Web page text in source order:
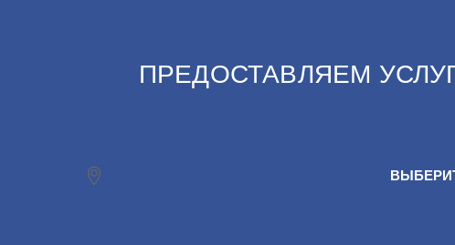
ПРЕДОСТАВЛЯЕМ